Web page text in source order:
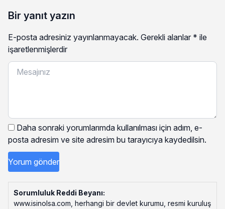
Bir yanıt yazın
E-posta adresiniz yayınlanmayacak. Gerekli alanlar * ile
işaretlenmişlerdir
Daha sonraki yorumlarımda kullanılması için adım, e-
posta adresim ve site adresim bu tarayıcıya kaydedilsin.
Sorumluluk Reddi Beyanı:
www.isinolsa.com, herhangi bir devlet kurumu, resmi kuruluş